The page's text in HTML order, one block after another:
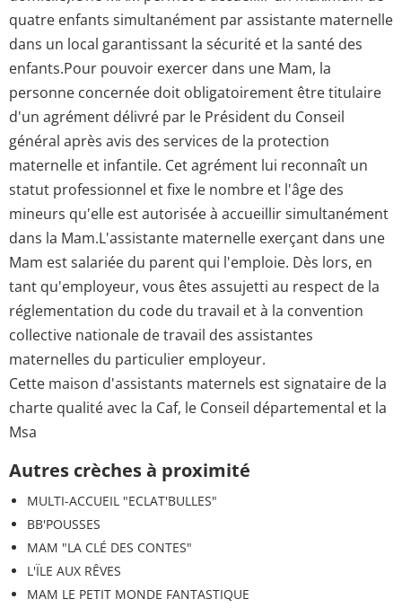
quatre enfants simultanément par assistante maternelle
dans un local garantissant la sécurité et la santé des
enfants.Pour pouvoir exercer dans une Mam, la
personne concernée doit obligatoirement être titulaire
d'un agrément délivré par le Président du Conseil
général après avis des services de la protection
maternelle et infantile. Cet agrément lui reconnaît un
statut professionnel et fixe le nombre et l'âge des
mineurs qu'elle est autorisée à accueillir simultanément
dans la Mam.L'assistante maternelle exerçant dans une
Mam est salariée du parent qui l'emploie. Dès lors, en
tant qu'employeur, vous êtes assujetti au respect de la
réglementation du code du travail et à la convention
collective nationale de travail des assistantes
maternelles du particulier employeur.
Cette maison d'assistants maternels est signataire de la
charte qualité avec la Caf, le Conseil départemental et la
Msa
Autres crèches à proximité
MULTI-ACCUEIL "ECLAT'BULLES"
BB'POUSSES
MAM "LA CLÉ DES CONTES"
L'ÏLE AUX RÊVES
MAM LE PETIT MONDE FANTASTIQUE